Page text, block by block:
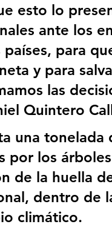
esto lo
ante los
para
y para
las
Quintero
una tonelada
por los
de la huella
dentro de
climático.